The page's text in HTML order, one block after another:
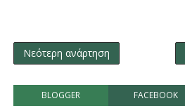
Νεότερη ανάρτηση
BLOGGER FACEBOOK